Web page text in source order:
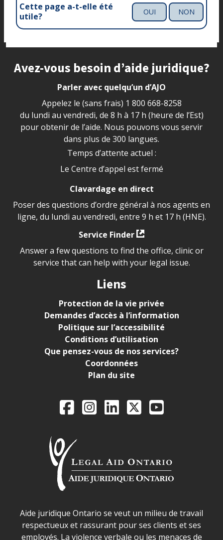
Cette page a-t-elle été
utile?
OUI NON
Site footer
Avez-vous besoin d’aide juridique?
Parler avec quelqu’un d’AJO
Appelez le (sans frais) 1 800 668-8258
du lundi au vendredi, de 8 h à 17 h (heure de l’Est)
pour obtenir de l’aide. Nous pouvons vous servir
dans plus de 300 langues.
Temps d’attente actuel :
Le Centre d’appel est fermé
Clavardage en direct
Poser des questions d’ordre général à nos agents en
ligne, du lundi au vendredi, entre 9 h et 17 h (HNE).
Service Finder
Answer a few questions to find the office, clinic or
service that can help with your legal issue.
Liens
Protection de la vie privée
Demandes d’accès à l’information
Politique sur l’accessibilité
Conditions d’utilisation
Que pensez-vous de nos services?
Coordonnées
Plan du site
Legal Aid Ontario
FacebookInstagram
LinkedIn
X YouTube
Déclaration sur la sécurité dans les locaux d'AJO.
Aide juridique Ontario se veut un milieu de travail
respectueux et rassurant pour ses clients et ses
employés. La violence verbale ou les menaces de